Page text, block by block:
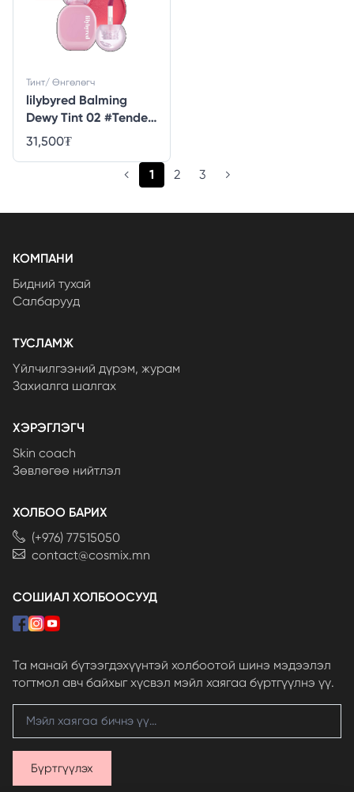
lilybyred Balming
Dewy Tint 02 #Tender
Lychee
Тинт/ Өнгөлөгч
31,500₮
1
(current)2 3
КОМПАНИ
Бидний тухай
Салбарууд
ТУСЛАМЖ
Үйлчилгээний дүрэм, журам
Захиалга шалгах
ХЭРЭГЛЭГЧ
Skin coach
Зөвлөгөө нийтлэл
ХОЛБОО БАРИХ
(+976) 77515050
contact@cosmix.mn
СОШИАЛ ХОЛБООСУУД
Та манай бүтээгдэхүүнтэй холбоотой шинэ мэдээлэл
тогтмол авч байхыг хүсвэл мэйл хаягаа бүртгүүлнэ үү.
Бүртгүүлэх